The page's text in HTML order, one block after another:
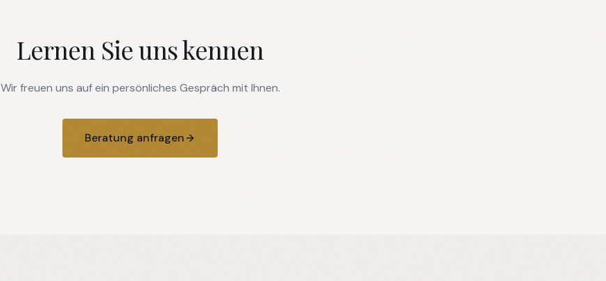
Lernen Sie uns kennen
Wir freuen uns auf ein persönliches Gespräch mit Ihnen.
Beratung anfragen